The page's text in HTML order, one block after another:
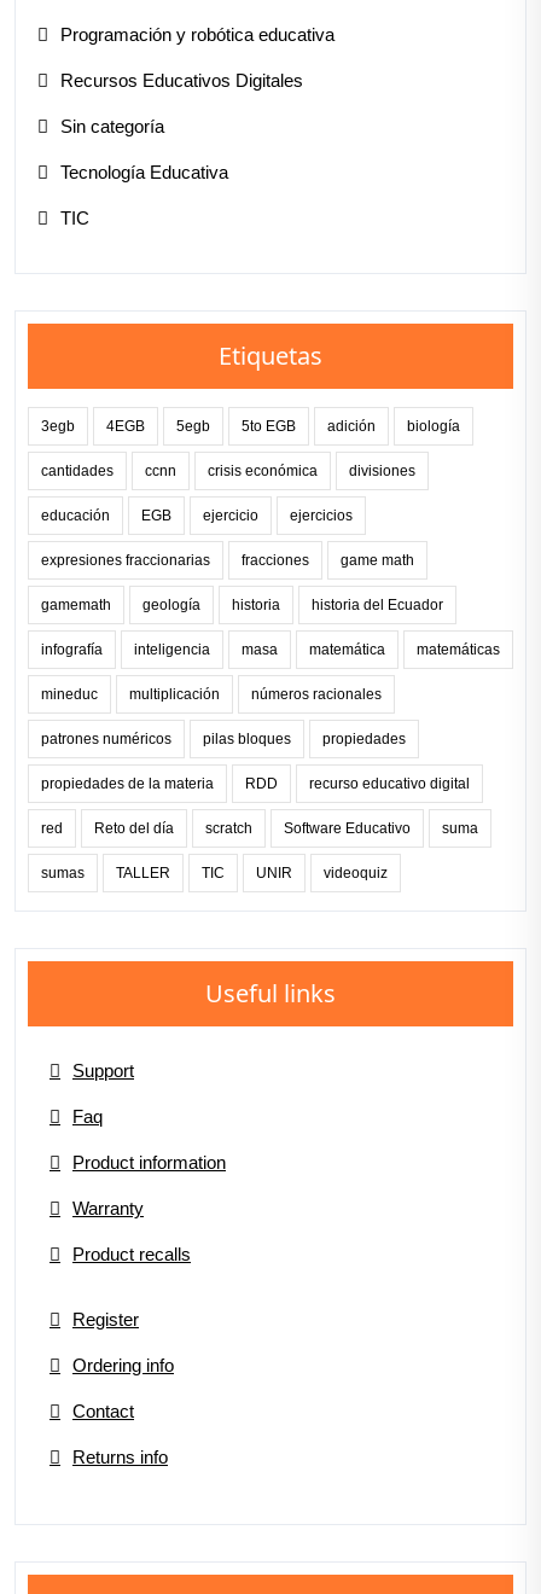
Programación y robótica educativa
Recursos Educativos Digitales
Sin categoría
Tecnología Educativa
TIC
Etiquetas
3egb 4EGB 5egb 5to EGB adición biología
cantidades ccnn crisis económica divisiones
educación EGB ejercicio ejercicios
expresiones fraccionarias fracciones game math
gamemath geología historia historia del Ecuador
infografía inteligencia masa matemática matemáticas
mineduc multiplicación números racionales
patrones numéricos pilas bloques propiedades
propiedades de la materia RDD recurso educativo digital
red Reto del día scratch Software Educativo suma
sumas TALLER TIC UNIR videoquiz
Useful links
Support
Faq
Product information
Warranty
Product recalls
Register
Ordering info
Contact
Returns info